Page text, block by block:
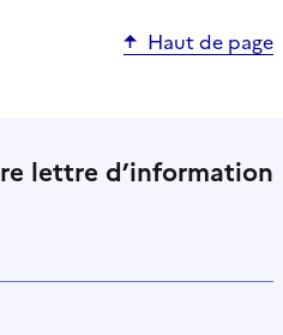
Haut de page
lettre d’information